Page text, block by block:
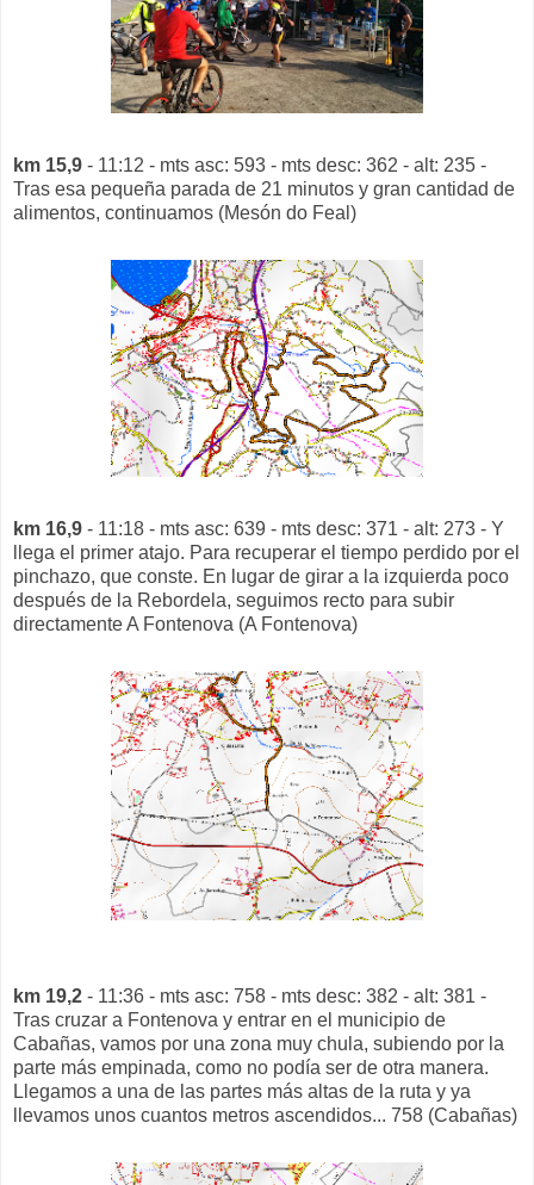
km 15,9 - 11:12 - mts asc: 593 - mts desc: 362 - alt: 235 -
Tras esa pequeña parada de 21 minutos y gran cantidad de
alimentos, continuamos (Mesón do Feal)
km 16,9 - 11:18 - mts asc: 639 - mts desc: 371 - alt: 273 - Y
llega el primer atajo. Para recuperar el tiempo perdido por el
pinchazo, que conste. En lugar de girar a la izquierda poco
después de la Rebordela, seguimos recto para subir
directamente A Fontenova (A Fontenova)
km 19,2 - 11:36 - mts asc: 758 - mts desc: 382 - alt: 381 -
Tras cruzar a Fontenova y entrar en el municipio de
Cabañas, vamos por una zona muy chula, subiendo por la
parte más empinada, como no podía ser de otra manera.
Llegamos a una de las partes más altas de la ruta y ya
llevamos unos cuantos metros ascendidos... 758 (Cabañas)